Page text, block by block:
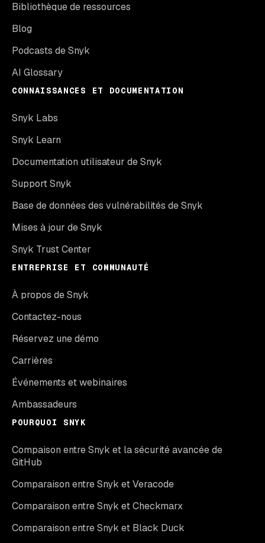
Bibliothèque de ressources
Blog
Podcasts de Snyk
AI Glossary
CONNAISSANCES ET DOCUMENTATION
Snyk Labs
Snyk Learn
Documentation utilisateur de Snyk
Support Snyk
Base de données des vulnérabilités de Snyk
Mises à jour de Snyk
Snyk Trust Center
ENTREPRISE ET COMMUNAUTÉ
À propos de Snyk
Contactez-nous
Réservez une démo
Carrières
Événements et webinaires
Ambassadeurs
POURQUOI SNYK
Compaison entre Snyk et la sécurité avancée de
GitHub
Comparaison entre Snyk et Veracode
Comparaison entre Snyk et Checkmarx
Comparaison entre Snyk et Black Duck